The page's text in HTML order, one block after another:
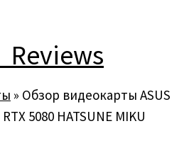
» Обзор видеокарты ASUS
5080 HATSUNE MIKU